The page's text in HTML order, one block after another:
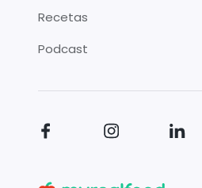
Recetas
Podcast